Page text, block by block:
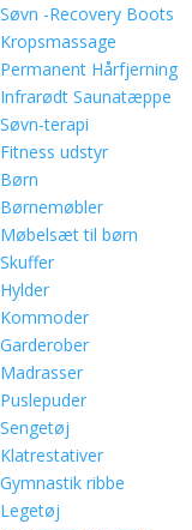
Søvn -Recovery Boots
Kropsmassage
Permanent Hårfjerning
Infrarødt Saunatæppe
Søvn-terapi
Fitness udstyr
Børn
Børnemøbler
Møbelsæt til børn
Skuffer
Hylder
Kommoder
Garderober
Madrasser
Puslepuder
Sengetøj
Klatrestativer
Gymnastik ribbe
Legetøj